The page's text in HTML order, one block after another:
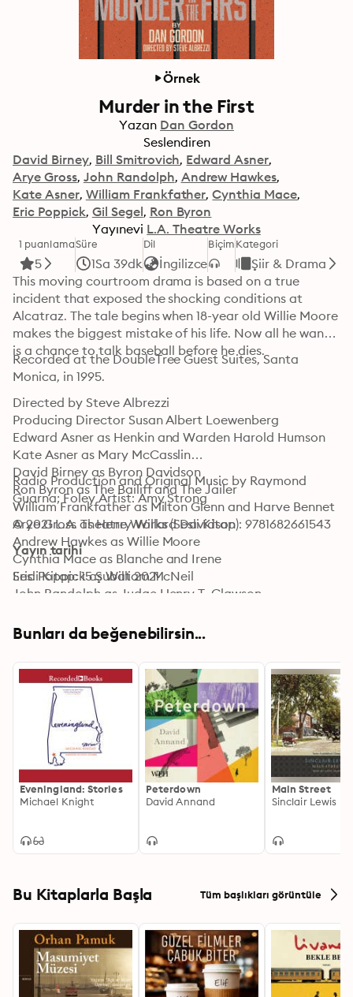
Örnek
Murder in the First
Yazan Dan Gordon
Seslendiren
David Birney Bill Smitrovich Edward Asner
Arye Gross John Randolph Andrew Hawkes
Kate Asner William Frankfather Cynthia Mace
Eric Poppick Gil Segel Ron Byron
Yayınevi L.A. Theatre Works
1 puanlama
5
Süre
1Sa 39dk
Dil
İngilizce
BiçimKategori
Şiir & Drama
This moving courtroom drama is based on a true
incident that exposed the shocking conditions at
Alcatraz. The tale begins when 18-year old Willie Moore
makes the biggest mistake of his life. Now all he wants
is a chance to talk baseball before he dies.
Recorded at the DoubleTree Guest Suites, Santa
Monica, in 1995.
Directed by Steve Albrezzi
Producing Director Susan Albert Loewenberg
Edward Asner as Henkin and Warden Harold Humson
Kate Asner as Mary McCasslin
David Birney as Byron Davidson
Ron Byron as The Bailiff and The Jailer
William Frankfather as Milton Glenn and Harve Bennet
Arye Gross as Henry Willard Davidson
Andrew Hawkes as Willie Moore
Cynthia Mace as Blanche and Irene
Eric Poppick as William McNeil
John Randolph as Judge Henry T. Clawson
Russell
Bill Smitrovich as Derek Simpson, the Foreman, and
Radio Production and Original Music by Raymond
Guarna; Foley Artist: Amy Strong
© 2021 L.A. Theatre Works (Sesli Kitap): 9781682661543
Yayın tarihi
Sesli Kitap: 15 Şubat 2021
Bunları da beğenebilirsin...
Eveningland: Stories
Michael Knight
Peterdown
David Annand
Main Street
Sinclair Lewis
Bu Kitaplarla Başla Tüm başlıkları görüntüle